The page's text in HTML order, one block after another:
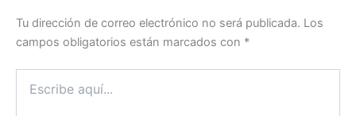
Tu dirección de correo electrónico no será publicada. Los
campos obligatorios están marcados con *
aquí...